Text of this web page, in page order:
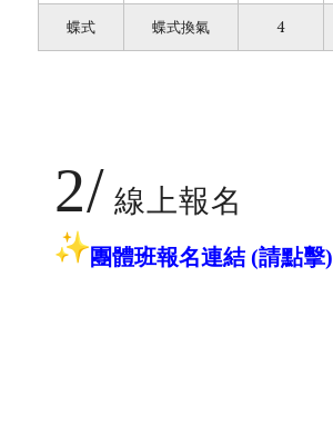
蝶式 蝶式換氣 4
2/ 線上報名
團體班報名連結(請點擊)